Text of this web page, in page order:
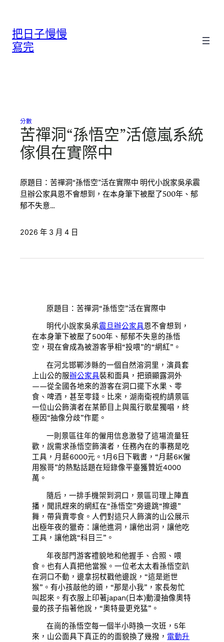
把日子慢慢
寫完
分數
苦禪洞“孫悟空”活億嵐系統
傢俱在實際中
原題目：苦禪洞“孫悟空”活在實際中 明代小說家吳承震
旦辦公家具恩不會想到，在本身筆下被壓了500年、郁
郁不失意…
2026 年 3 月 4 日
原題目：苦禪洞“孫悟空”活在實際中
明代小說家吳承震旦辦公家具恩不會想到，
在本身筆下被壓了500年、郁郁不失意的孫悟
空，現在會成為被游客爭相“投喂”的“網紅”。
在河北邯鄲涉縣的一個自然溶洞里，演員套
上山公的服辦公家具裝和面具，把頭顯露洞外
——從全國各地來的游客在洞口擺下水果、零
食、啤酒，甚至零錢。比來，湖南衛視約請景區
一位山公飾演者在某節目上與風行歌星獨唱，終
極因“抽像分歧”作罷。
一則景區往年的僱用信息激發了這場流量狂
歡，說需求孫悟空飾演者，任務內在的事務是吃
工具，月薪6000元。1月6日下戰書，“月薪6K僱
用猴哥”的熱點話題在短錄像平臺獲贊近4000
萬。
隨后，一排手機架到洞口，景區司理上陣直
播，聞訊趕來的網紅在“孫悟空”旁邊跳“擦邊”
舞，帶貨賣零食。人們對這只人飾演的山公展示
出極年夜的獵奇：讓他進洞，讓他出洞，讓他吃
工具，讓他跳“科目三”。
年夜部門游客禮貌地和他握手、合照、喂
食。也有人真把他當猴。一位老太太看孫悟空趴
在洞口不動，邊拿拐杖戳他邊說，“這是逝世
猴”。有小孩敲他的頭，“那是小我”，家長匆忙
叫起來。有衣服上印著japan(日本)動漫抽像奧特
曼的孩子指著他說，“奧特曼更兇猛”。
在崗的孫悟空每一個半小時換一次班，5年
來，山公面具下真正的的面貌換了幾撥， 電動升